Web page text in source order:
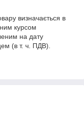
визначається в
курсом
на дату
(в т. ч. ПДВ).